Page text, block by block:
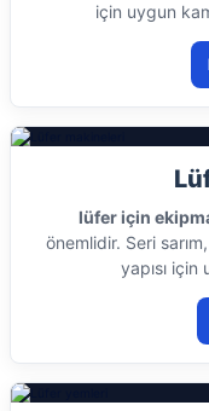
için uygun
lüfer için
önemlidir. Seri
yapısı için